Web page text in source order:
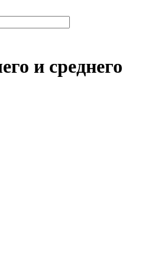
и среднего